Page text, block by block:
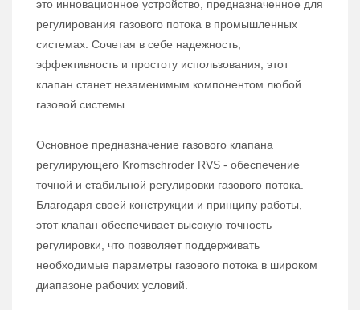
это инновационное устройство, предназначенное для
регулирования газового потока в промышленных
системах. Сочетая в себе надежность,
эффективность и простоту использования, этот
клапан станет незаменимым компонентом любой
газовой системы.
Основное предназначение газового клапана
регулирующего Kromschroder RVS - обеспечение
точной и стабильной регулировки газового потока.
Благодаря своей конструкции и принципу работы,
этот клапан обеспечивает высокую точность
регулировки, что позволяет поддерживать
необходимые параметры газового потока в широком
диапазоне рабочих условий.